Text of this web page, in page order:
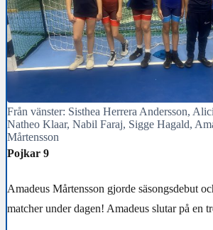
Från vänster: Sisthea Herrera Andersson,
Natheo Klaar, Nabil Faraj, Sigge Hagald,
Mårtensson
Pojkar 9
Amadeus Mårtensson gjorde säsongsdebut
matcher under dagen! Amadeus slutar på en